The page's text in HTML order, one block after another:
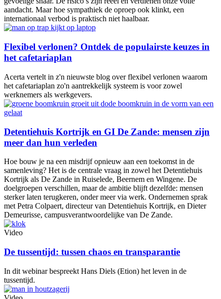
aandacht. Maar hoe sympathiek de oproep ook klinkt, een
internationaal verbod is praktisch niet haalbaar.
Flexibel verlonen? Ontdek de populairste keuzes in
het cafetariaplan
Acerta vertelt in z'n nieuwste blog over flexibel verlonen waarom
het cafetariaplan zo'n aantrekkelijk systeem is voor zowel
werknemers als werkgevers.
Detentiehuis Kortrijk en GI De Zande: mensen zijn
meer dan hun verleden
Hoe bouw je na een misdrijf opnieuw aan een toekomst in de
samenleving? Het is de centrale vraag in zowel het Detentiehuis
Kortrijk als De Zande in Ruiselede, Beernem en Wingene. De
doelgroepen verschillen, maar de ambitie blijft dezelfde: mensen
sterker laten terugkeren, onder meer via werk. Ondernemen sprak
met Petra Colpaert, directeur van Detentiehuis Kortrijk, en Dieter
Demeurisse, campusverantwoordelijke van De Zande.
Video
De tussentijd: tussen chaos en transparantie
In dit webinar bespreekt Hans Diels (Etion) het leven in de
tussentijd.